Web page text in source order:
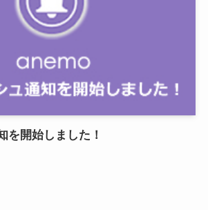
を開始しました！